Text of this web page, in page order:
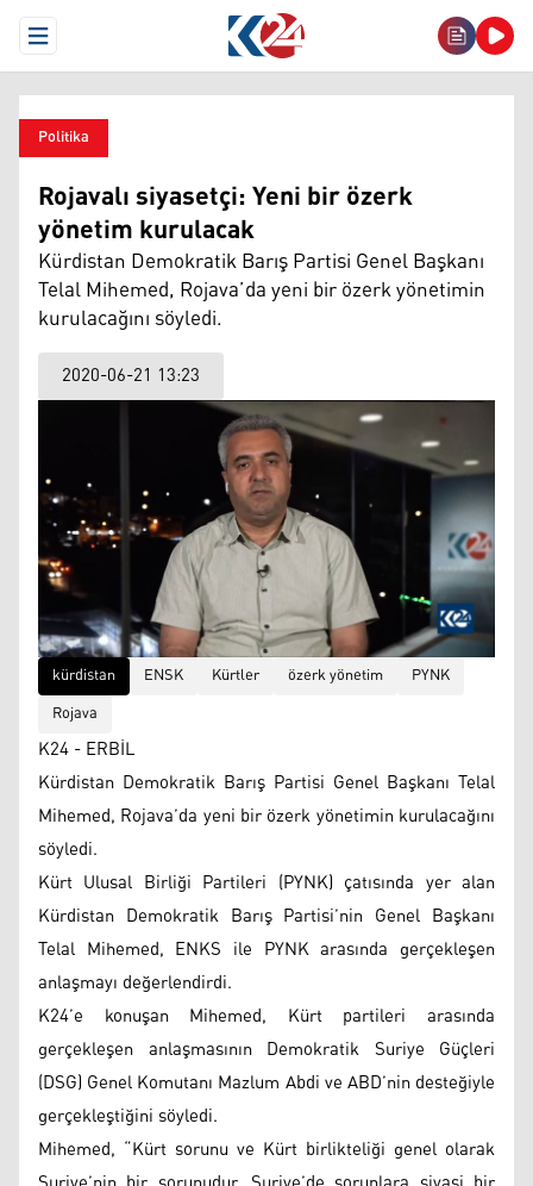
Open Menu
Politika
Rojavalı siyasetçi: Yeni bir özerk
yönetim kurulacak
Kürdistan Demokratik Barış Partisi Genel Başkanı
Telal Mihemed, Rojava’da yeni bir özerk yönetimin
kurulacağını söyledi.
2020-06-21 13:23
kürdistan ENSK Kürtler özerk yönetim
PYNK
Rojava
K24 - ERBİL
Kürdistan Demokratik Barış Partisi Genel Başkanı Telal
Mihemed, Rojava’da yeni bir özerk yönetimin kurulacağını
söyledi.
Kürt Ulusal Birliği Partileri (PYNK) çatısında yer alan
Kürdistan Demokratik Barış Partisi’nin Genel Başkanı
Telal Mihemed, ENKS ile PYNK arasında gerçekleşen
anlaşmayı değerlendirdi.
K24’e konuşan Mihemed, Kürt partileri arasında
gerçekleşen anlaşmasının Demokratik Suriye Güçleri
(DSG) Genel Komutanı Mazlum Abdi ve ABD’nin desteğiyle
gerçekleştiğini söyledi.
Mihemed, “Kürt sorunu ve Kürt birlikteliği genel olarak